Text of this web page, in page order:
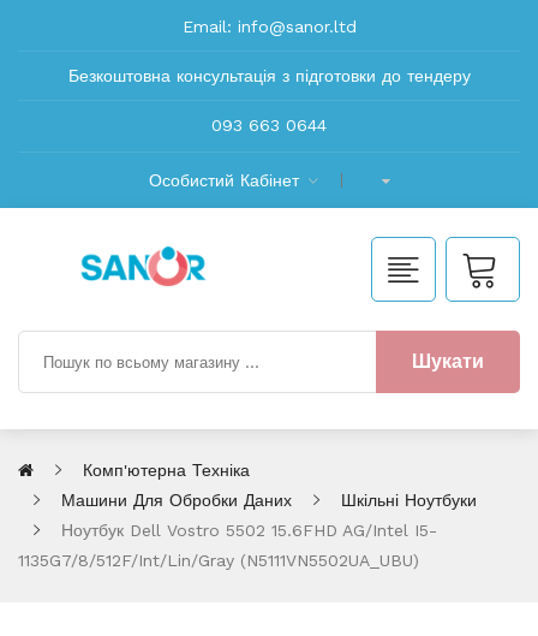
Email: info@sanor.ltd
Безкоштовна консультація з підготовки до тендеру
093 663 0644
Особистий Кабінет
Шукати
Комп'ютерна Техніка
Машини Для Обробки Даних
Шкільні Ноутбуки
Ноутбук Dell Vostro 5502 15.6FHD AG/Intel I5-
1135G7/8/512F/int/Lin/Gray (N5111VN5502UA_UBU)